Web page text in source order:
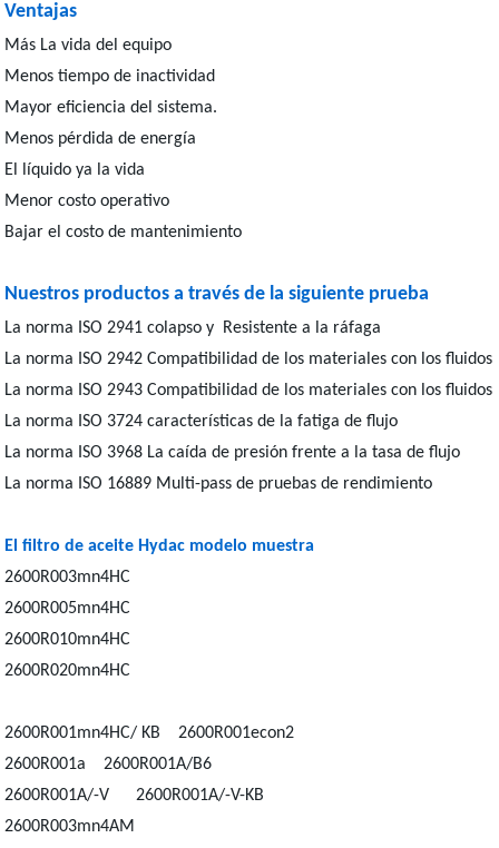
Ventajas
Más La vida del equipo
Menos tiempo de inactividad
Mayor eficiencia del sistema.
Menos pérdida de energía
El líquido ya la vida
Menor costo operativo
Bajar el costo de mantenimiento
Nuestros productos a través de la siguiente prueba
La norma ISO 2941 colapso y Resistente a la ráfaga
La norma ISO 2942 Compatibilidad de los materiales con los fluidos
La norma ISO 2943 Compatibilidad de los materiales con los fluidos
La norma ISO 3724 características de la fatiga de flujo
La norma ISO 3968 La caída de presión frente a la tasa de flujo
La norma ISO 16889 Multi-pass de pruebas de rendimiento
El filtro de aceite Hydac modelo muestra
2600R003mn4HC
2600R005mn4HC
2600R010mn4HC
2600R020mn4HC
2600R001mn4HC/ KB 2600R001econ2
2600R001a 2600R001A/B6
2600R001A/-V 2600R001A/-V-KB
2600R003mn4AM